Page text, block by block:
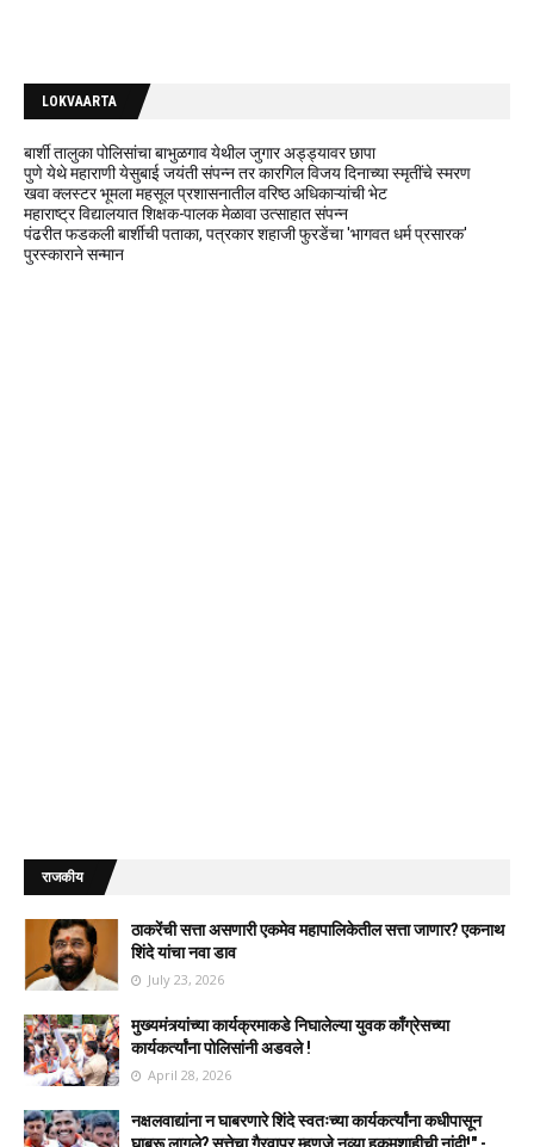
LOKVAARTA
बार्शी तालुका पोलिसांचा बाभुळगाव येथील जुगार अड्ड्यावर छापा
पुणे येथे महाराणी येसुबाई जयंती संपन्न तर कारगिल विजय दिनाच्या स्मृतींचे स्मरण
खवा क्लस्टर भूमला महसूल प्रशासनातील वरिष्ठ अधिकाऱ्यांची भेट
महाराष्ट्र विद्यालयात शिक्षक-पालक मेळावा उत्साहात संपन्न
पंढरीत फडकली बार्शीची पताका, पत्रकार शहाजी फुरडेंचा 'भागवत धर्म प्रसारक'
पुरस्काराने सन्मान
राजकीय
ठाकरेंची सत्ता असणारी एकमेव महापालिकेतील सत्ता जाणार? एकनाथ
शिंदे यांचा नवा डाव
July 23, 2026
मुख्यमंत्र्यांच्या कार्यक्रमाकडे निघालेल्या युवक काँग्रेसच्या
कार्यकर्त्यांना पोलिसांनी अडवले !
April 28, 2026
नक्षलवाद्यांना न घाबरणारे शिंदे स्वतःच्या कार्यकर्त्यांना कधीपासून